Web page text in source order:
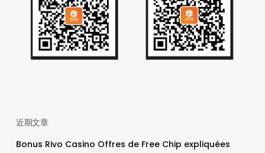
近期文章
Bonus Rivo Casino Offres de Free Chip expliquées